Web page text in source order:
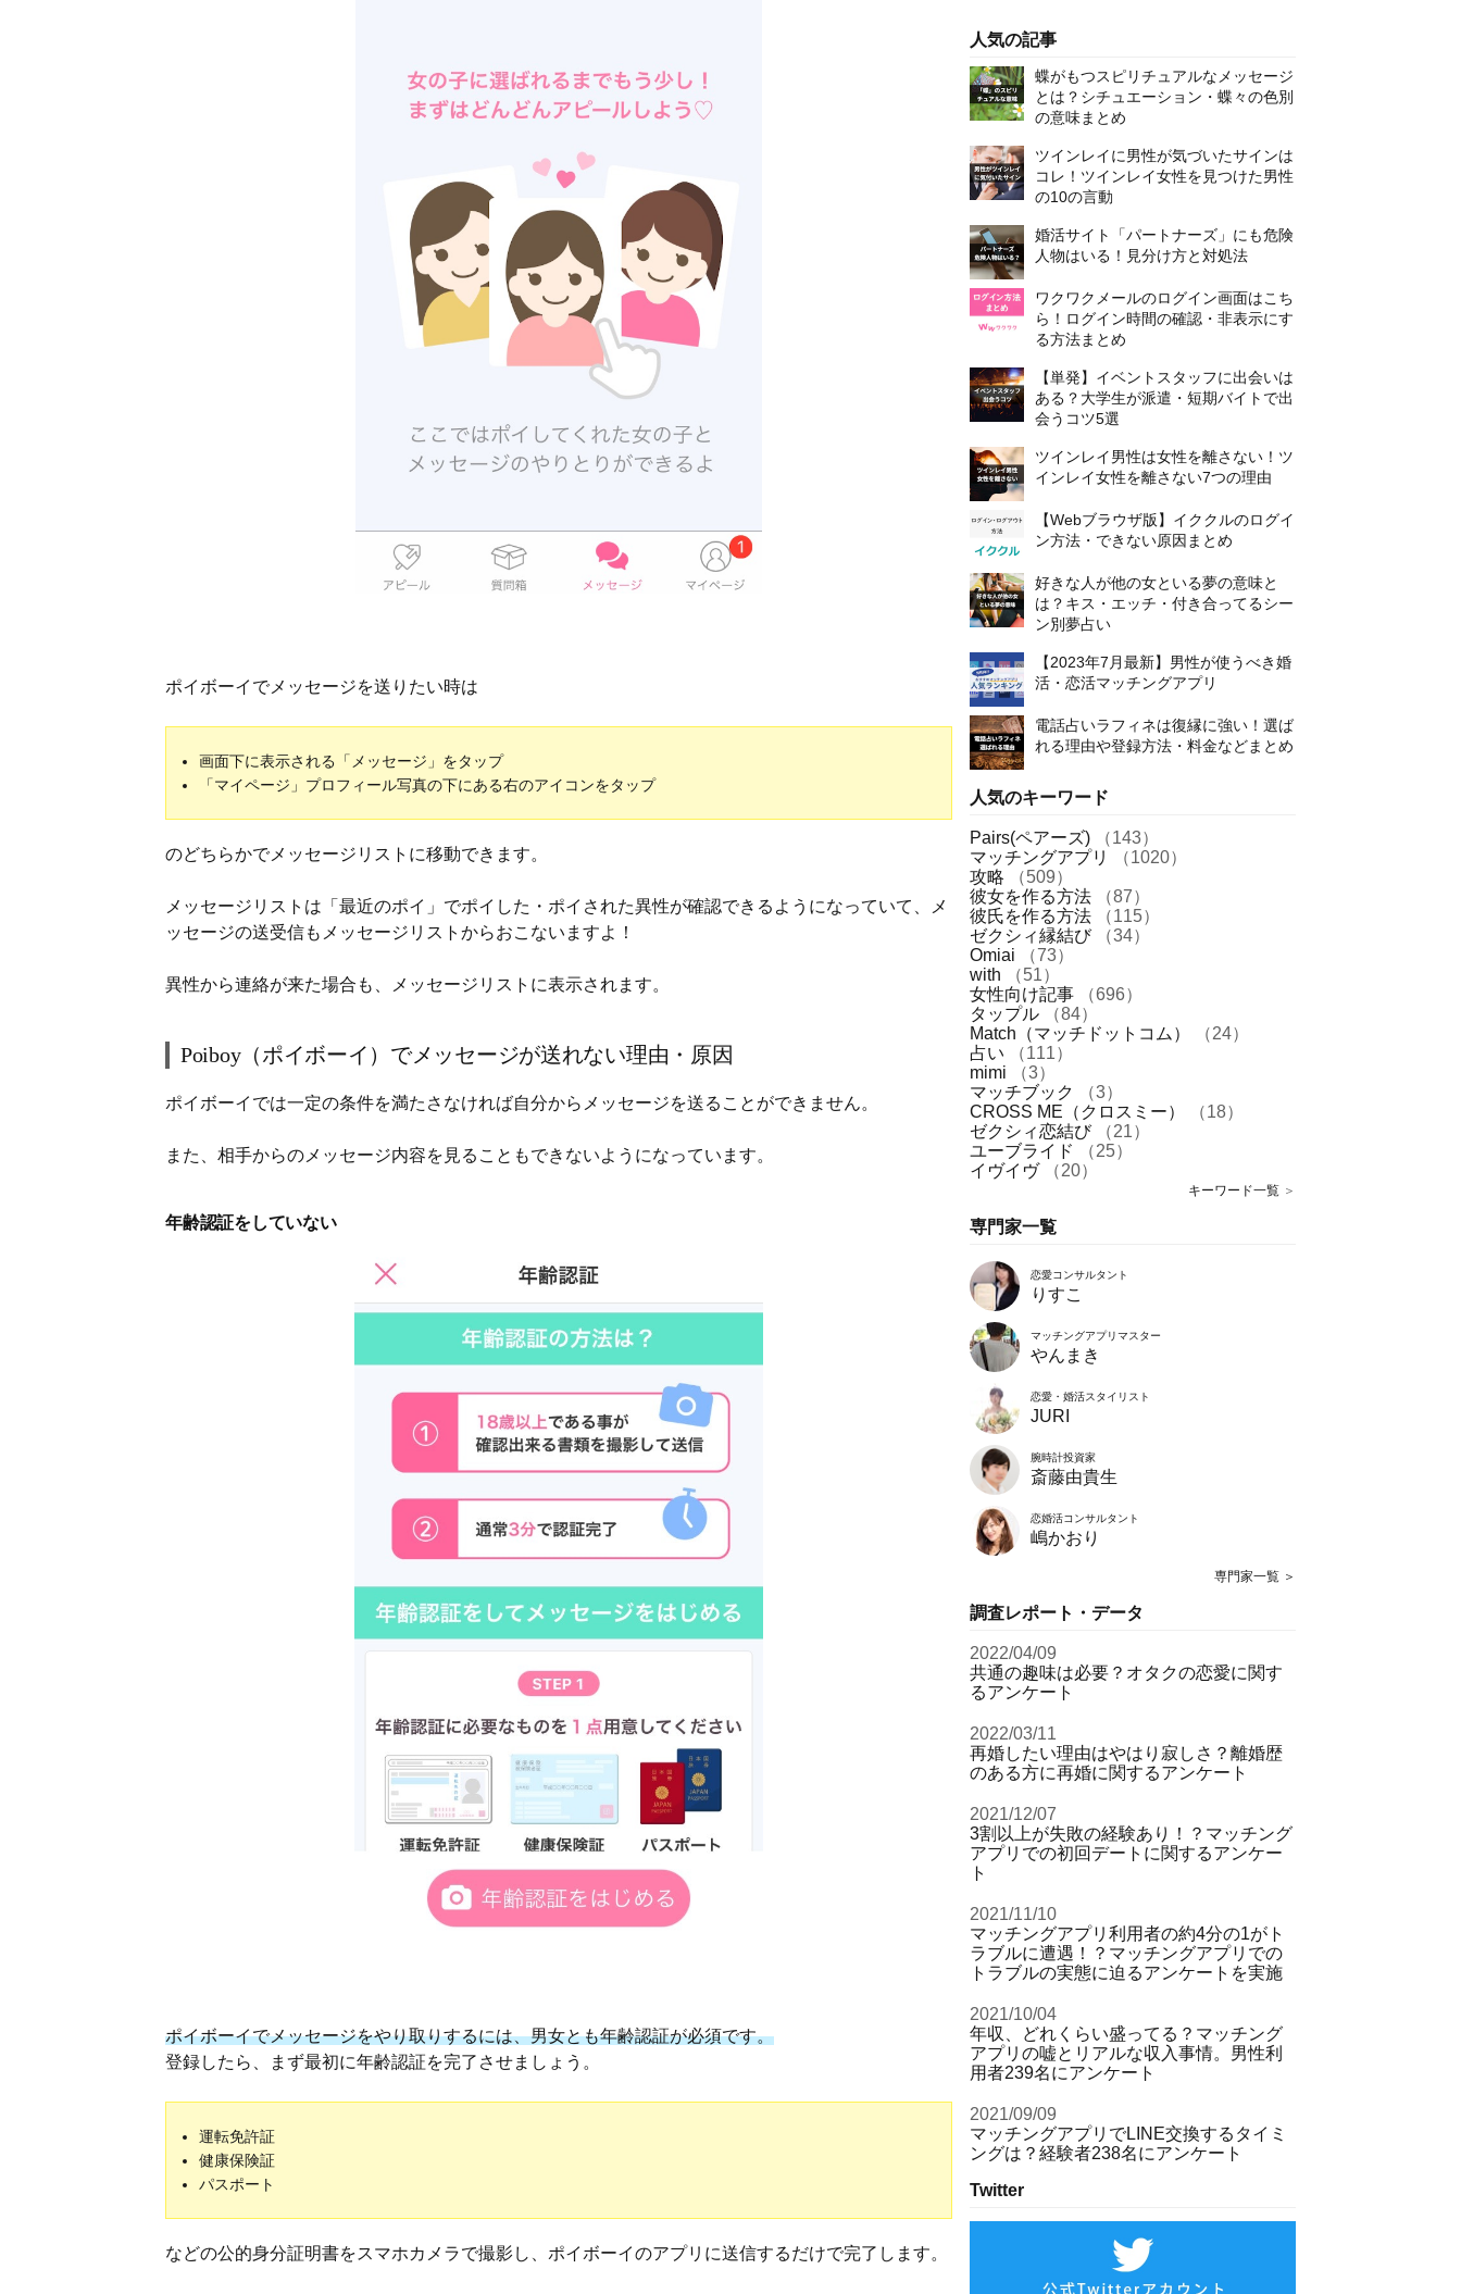
ポイボーイでメッセージを送りたい時は
画面下に表示される「メッセージ」をタップ
「マイページ」プロフィール写真の下にある右のアイコンをタップ
のどちらかでメッセージリストに移動できます。
メッセージリストは「最近のポイ」でポイした・ポイされた異性が確認できるようになっていて、メ
ッセージの送受信もメッセージリストからおこないますよ！
異性から連絡が来た場合も、メッセージリストに表示されます。
Poiboy（ポイボーイ）でメッセージが送れない理由・原因
ポイボーイでは一定の条件を満たさなければ自分からメッセージを送ることができません。
また、相手からのメッセージ内容を見ることもできないようになっています。
年齢認証をしていない
ポイボーイでメッセージをやり取りするには、男女とも年齢認証が必須です。
登録したら、まず最初に年齢認証を完了させましょう。
運転免許証
健康保険証
パスポート
などの公的身分証明書をスマホカメラで撮影し、ポイボーイのアプリに送信するだけで完了します。
人気の記事
蝶がもつスピリチュアルなメッセージ
とは？シチュエーション・蝶々の色別
の意味まとめ
ツインレイに男性が気づいたサインは
コレ！ツインレイ女性を見つけた男性
の10の言動
婚活サイト「パートナーズ」にも危険
人物はいる！見分け方と対処法
ワクワクメールのログイン画面はこち
ら！ログイン時間の確認・非表示にす
る方法まとめ
【単発】イベントスタッフに出会いは
ある？大学生が派遣・短期バイトで出
会うコツ5選
ツインレイ男性は女性を離さない！ツ
インレイ女性を離さない7つの理由
【Webブラウザ版】イククルのログイ
ン方法・できない原因まとめ
好きな人が他の女といる夢の意味と
は？キス・エッチ・付き合ってるシー
ン別夢占い
【2023年7月最新】男性が使うべき婚
活・恋活マッチングアプリ
電話占いラフィネは復縁に強い！選ば
れる理由や登録方法・料金などまとめ
人気のキーワード
Pairs(ペアーズ)
（143）
マッチングアプリ
（1020）
攻略
（509）
彼女を作る方法
（87）
彼氏を作る方法
（115）
ゼクシィ縁結び
（34）
Omiai
（73）
with
（51）
女性向け記事
（696）
タップル
（84）
Match（マッチドットコム）
（24）
占い
（111）
mimi
（3）
マッチブック
（3）
CROSS ME（クロスミー）
（18）
ゼクシィ恋結び
（21）
ユーブライド
（25）
イヴイヴ
（20）
キーワード一覧 ＞
専門家一覧
恋愛コンサルタント
りすこ
マッチングアプリマスター
やんまき
恋愛・婚活スタイリスト
JURI
腕時計投資家
斎藤由貴生
恋婚活コンサルタント
嶋かおり
専門家一覧 ＞
調査レポート・データ
2022/04/09
共通の趣味は必要？オタクの恋愛に関す
るアンケート
2022/03/11
再婚したい理由はやはり寂しさ？離婚歴
のある方に再婚に関するアンケート
2021/12/07
3割以上が失敗の経験あり！？マッチング
アプリでの初回デートに関するアンケー
ト
2021/11/10
マッチングアプリ利用者の約4分の1がト
ラブルに遭遇！？マッチングアプリでの
トラブルの実態に迫るアンケートを実施
2021/10/04
年収、どれくらい盛ってる？マッチング
アプリの嘘とリアルな収入事情。男性利
用者239名にアンケート
2021/09/09
マッチングアプリでLINE交換するタイミ
ングは？経験者238名にアンケート
Twitter